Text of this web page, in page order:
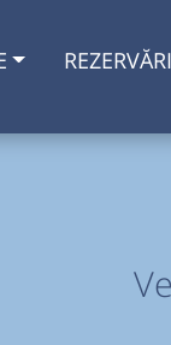
REZERVĂRI